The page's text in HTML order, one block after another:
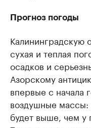
Прогноз погоды
Калининградскую
сухая и теплая
осадков и
Азорскому
впервые с начала
воздушные массы:
будет выше, чем у